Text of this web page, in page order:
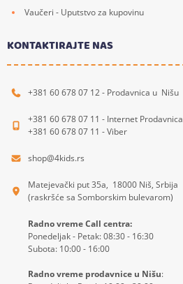
Vaučeri - Uputstvo za kupovinu
KONTAKTIRAJTE NAS
+381 60 678 07 12 - Prodavnica u Nišu
+381 60 678 07 11 - Internet Prodavnica
+381 60 678 07 11 - Viber
shop@4kids.rs
Matejevački put 35a, 18000 Niš, Srbija
(raskršće sa Somborskim bulevarom)
Radno vreme Call centra:
Ponedeljak - Petak: 08:30 - 16:30
Subota: 10:00 - 16:00
Radno vreme prodavnice u Nišu: